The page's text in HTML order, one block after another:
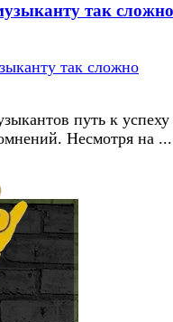
так сложно
путь к успеху
Несмотря на ...